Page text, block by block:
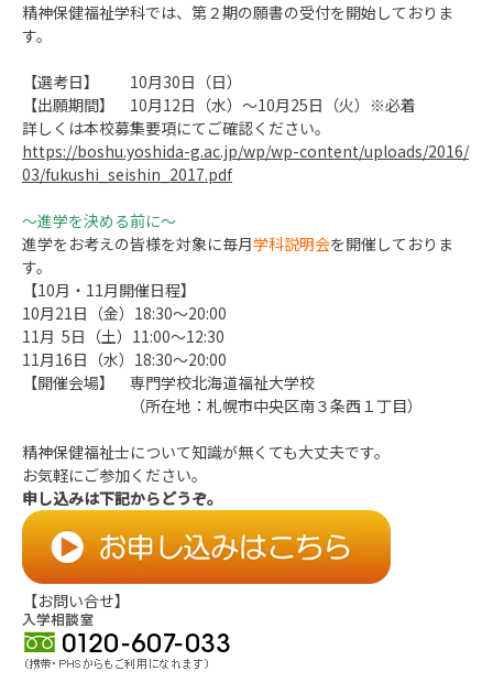
精神保健福祉学科では、第２期の願書の受付を開始しておりま
す。
【選考日】 10月30日（日）
【出願期間】 10月12日（水）～10月25日（火）※必着
詳しくは本校募集要項にてご確認ください。
https://boshu.yoshida-g.ac.jp/wp/wp-content/uploads/2016/
03/fukushi_seishin_2017.pdf
～進学を決める前に～
進学をお考えの皆様を対象に毎月学科説明会を開催しておりま
す。
【10月・11月開催日程】
10月21日（金）18:30～20:00
11月 5日（土）11:00～12:30
11月16日（水）18:30～20:00
【開催会場】 専門学校北海道福祉大学校
（所在地：札幌市中央区南３条西１丁目）
精神保健福祉士について知識が無くても大丈夫です。
お気軽にご参加ください。
申し込みは下記からどうぞ。
【お問い合せ】